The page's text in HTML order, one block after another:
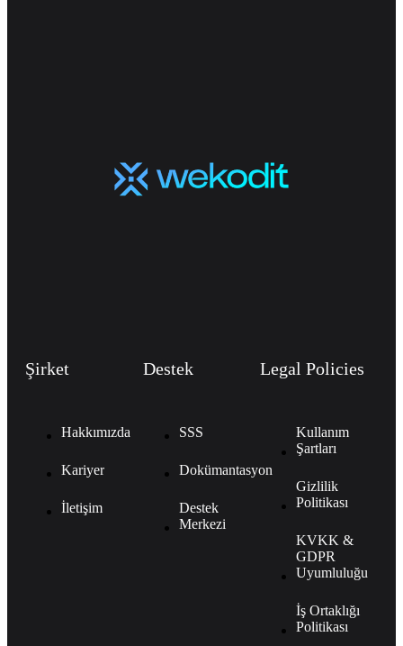
Şirket
Hakkımızda
Kariyer
İletişim
Destek
SSS
Dokümantasyon
Destek
Merkezi
Legal Policies
Kullanım
Şartları
Gizlilik
Politikası
KVKK &
GDPR
Uyumluluğu
İş Ortaklığı
Politikası